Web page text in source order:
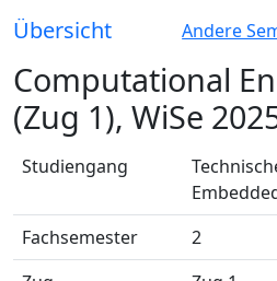
Übersicht Andere
Computational
(Zug 1), WiSe
Studiengang
Fachsemester
2